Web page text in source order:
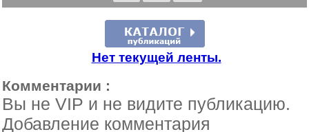
Нет текущей ленты.
Комментарии :
Вы не VIP и не видите публикацию.
Добавление комментария